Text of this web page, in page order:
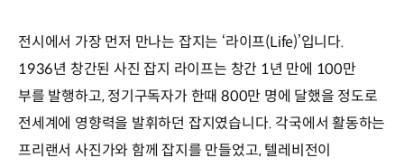
전시에서 가장 먼저 만나는 잡지는 ‘라이프(Life)’입니다.
1936년 창간된 사진 잡지 라이프는 창간 1년 만에 100만
부를 발행하고, 정기구독자가 한때 800만 명에 달했을 정도로
전세계에 영향력을 발휘하던 잡지였습니다. 각국에서 활동하는
프리랜서 사진가와 함께 잡지를 만들었고, 텔레비전이